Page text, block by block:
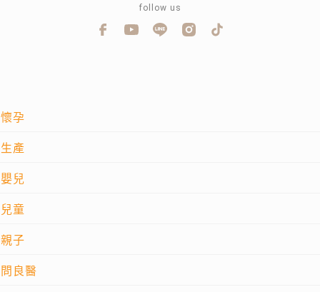
懷孕
生產
嬰兒
兒童
親子
問良醫
follow us